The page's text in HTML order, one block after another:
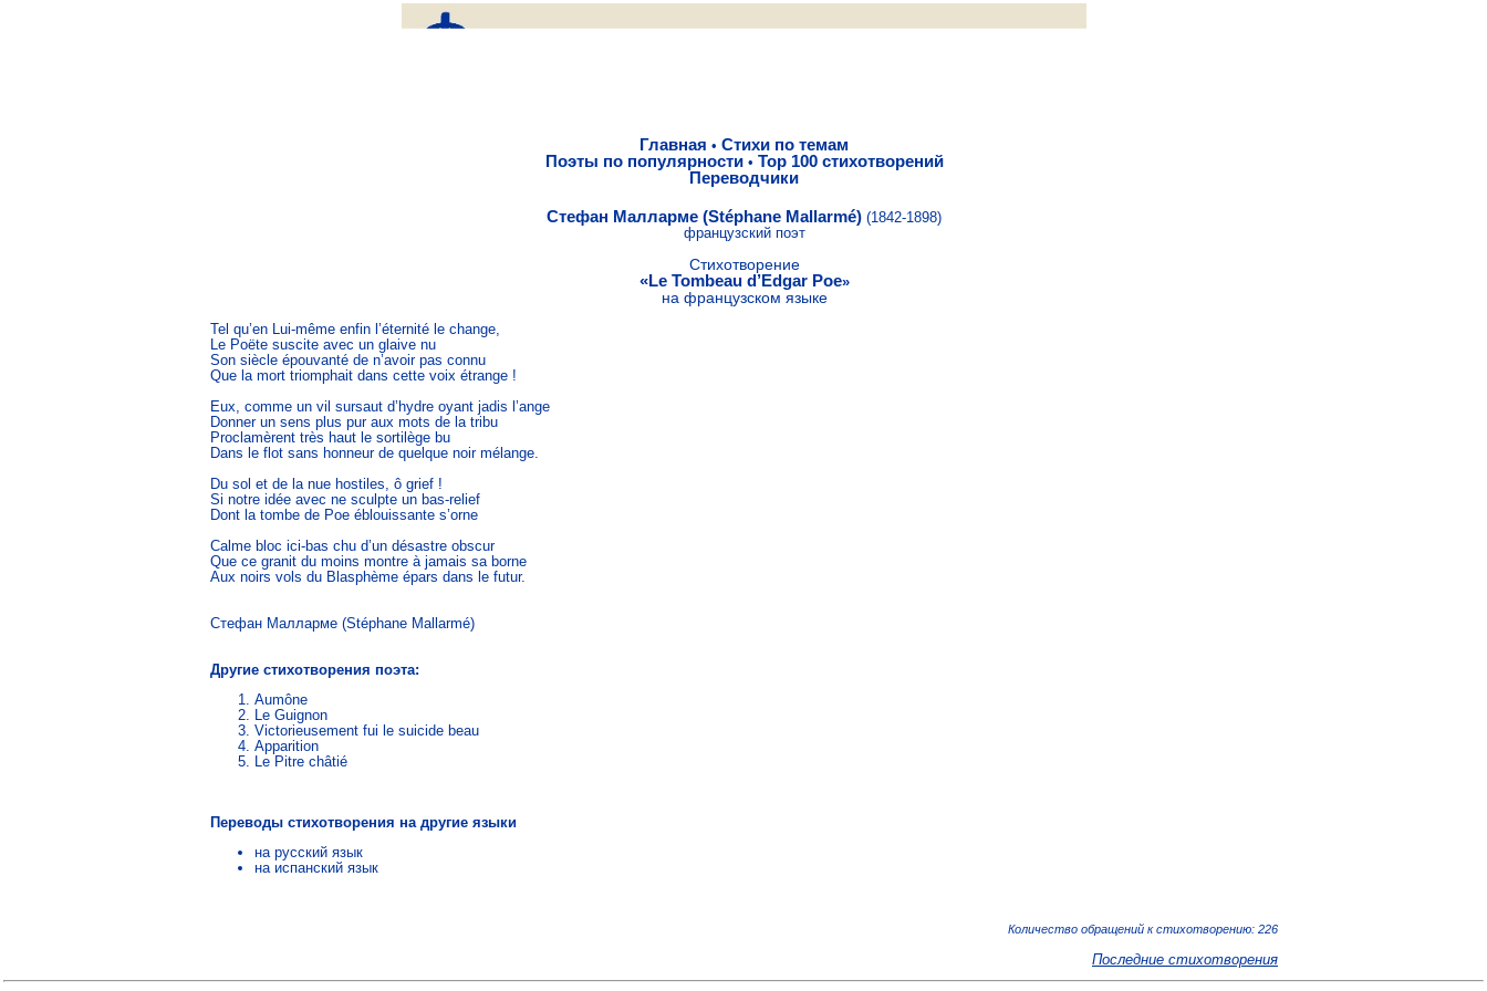
Главная • Стихи по темам
Поэты по популярности• Top 100 стихотворений
Переводчики
Стефан Малларме (Stéphane Mallarmé) (1842-1898)
французский поэт
Стихотворение
«Le Tombeau d’Edgar Poe»
на французском языке
Tel qu’en Lui-même enfin l’éternité le change,
Le Poëte suscite avec un glaive nu
Son siècle épouvanté de n’avoir pas connu
Que la mort triomphait dans cette voix étrange !
Eux, comme un vil sursaut d’hydre oyant jadis l’ange
Donner un sens plus pur aux mots de la tribu
Proclamèrent très haut le sortilège bu
Dans le flot sans honneur de quelque noir mélange.
Du sol et de la nue hostiles, ô grief !
Si notre idée avec ne sculpte un bas-relief
Dont la tombe de Poe éblouissante s’orne
Calme bloc ici-bas chu d’un désastre obscur
Que ce granit du moins montre à jamais sa borne
Aux noirs vols du Blasphème épars dans le futur.
Стефан Малларме (Stéphane Mallarmé)
Другие стихотворения поэта:
Aumône
Le Guignon
Victorieusement fui le suicide beau
Apparition
Le Pitre châtié
Переводы стихотворения на другие языки
на русский язык
на испанский язык
Количество обращений к стихотворению: 226
Последние стихотворения